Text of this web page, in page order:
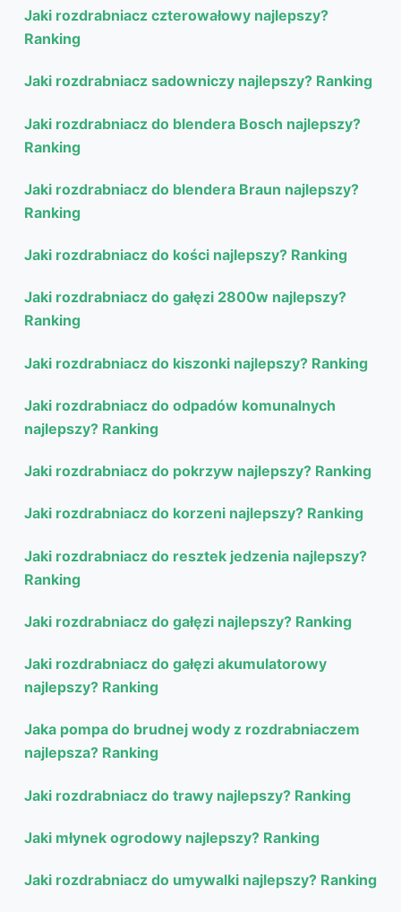
Jaki rozdrabniacz czterowałowy najlepszy?
Ranking
Jaki rozdrabniacz sadowniczy najlepszy? Ranking
Jaki rozdrabniacz do blendera Bosch najlepszy?
Ranking
Jaki rozdrabniacz do blendera Braun najlepszy?
Ranking
Jaki rozdrabniacz do kości najlepszy? Ranking
Jaki rozdrabniacz do gałęzi 2800w najlepszy?
Ranking
Jaki rozdrabniacz do kiszonki najlepszy? Ranking
Jaki rozdrabniacz do odpadów komunalnych
najlepszy? Ranking
Jaki rozdrabniacz do pokrzyw najlepszy? Ranking
Jaki rozdrabniacz do korzeni najlepszy? Ranking
Jaki rozdrabniacz do resztek jedzenia najlepszy?
Ranking
Jaki rozdrabniacz do gałęzi najlepszy? Ranking
Jaki rozdrabniacz do gałęzi akumulatorowy
najlepszy? Ranking
Jaka pompa do brudnej wody z rozdrabniaczem
najlepsza? Ranking
Jaki rozdrabniacz do trawy najlepszy? Ranking
Jaki młynek ogrodowy najlepszy? Ranking
Jaki rozdrabniacz do umywalki najlepszy? Ranking